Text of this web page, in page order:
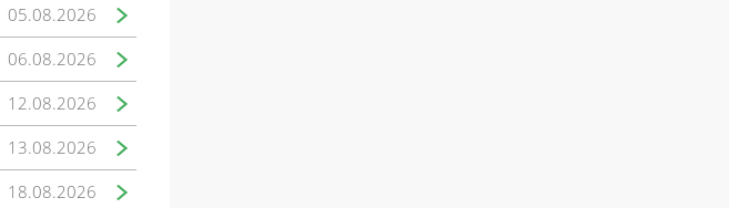
05.08.2026
06.08.2026
12.08.2026
13.08.2026
18.08.2026